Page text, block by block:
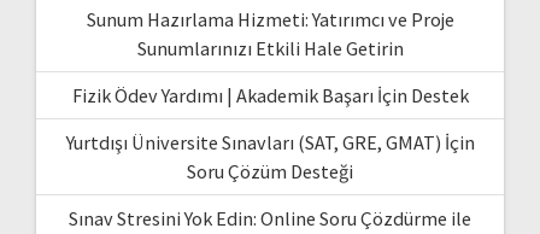
Sunum Hazırlama Hizmeti: Yatırımcı ve Proje
Sunumlarınızı Etkili Hale Getirin
Fizik Ödev Yardımı | Akademik Başarı İçin Destek
Yurtdışı Üniversite Sınavları (SAT, GRE, GMAT) İçin
Soru Çözüm Desteği
Sınav Stresini Yok Edin: Online Soru Çözdürme ile